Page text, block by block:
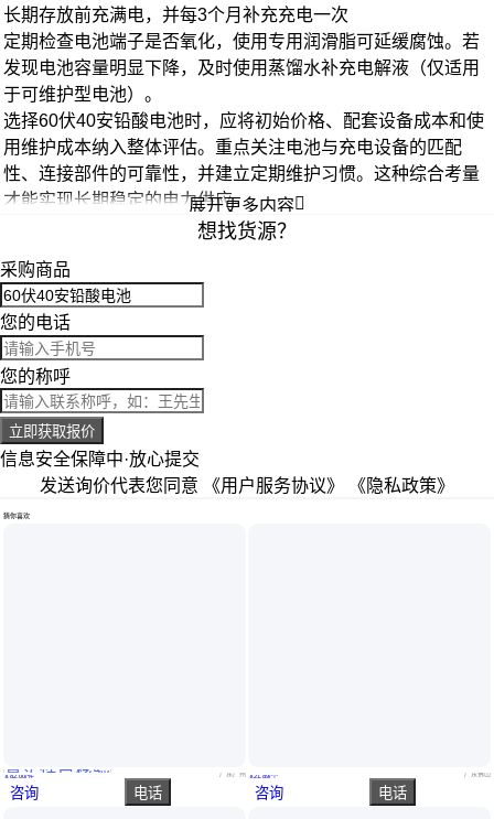
长期存放前充满电，并每3个月补充充电一次
定期检查电池端子是否氧化，使用专用润滑脂可延缓腐蚀。若
发现电池容量明显下降，及时使用蒸馏水补充电解液（仅适用
于可维护型电池）。
选择60伏40安铅酸电池时，应将初始价格、配套设备成本和使
用维护成本纳入整体评估。重点关注电池与充电设备的匹配
性、连接部件的可靠性，并建立定期维护习惯。这种综合考量
才能实现长期稳定的电力供应。
展开更多内容
想找货源？
采购商品
您的电话
您的称呼
立即获取报价
信息安全保障中·放心提交
发送询价代表您同意 《用户服务协议》 《隐私政策》
猜你喜欢
菲勒科技1.5V大容量5号7号镍氢充电电池8节套装 替代KTV话筒干电池
真实性已核验
￥82.00/件 广东广州
咨询 电话
￥21 .89/个 广东佛山
咨询 电话